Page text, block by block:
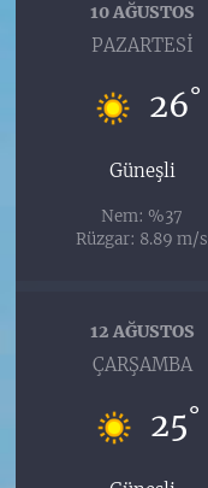
10 AĞUSTOS
PAZARTESI
26°
Güneşli
Nem: %37
Rüzgar: 8.89 m/s
12 AĞUSTOS
ÇARŞAMBA
25°